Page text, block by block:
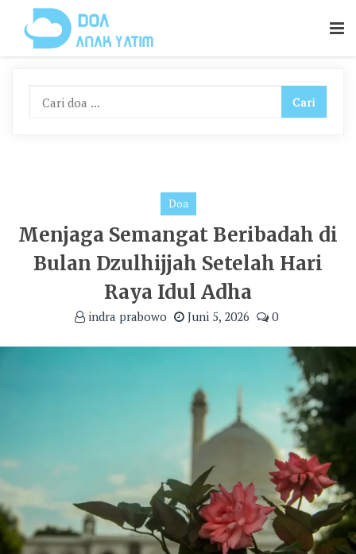
Content
Doa
Menjaga Semangat Beribadah di
Bulan Dzulhijjah Setelah Hari
Raya Idul Adha
indra prabowo Juni 5, 2026 0